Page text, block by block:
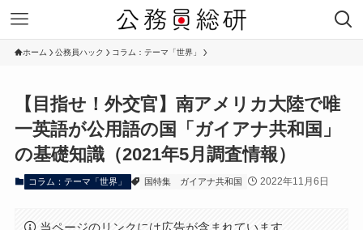
ホーム 公務員ハック コラム：テーマ「世界」
【目指せ！外交官】南アメリカ大陸で唯
一英語が公用語の国「ガイアナ共和国」
の基礎知識（2021年5月調査情報）
コラム：テーマ「世界」 国特集 ガイアナ共和国 2022年11月6日
当ページのリンクには広告が含まれています。